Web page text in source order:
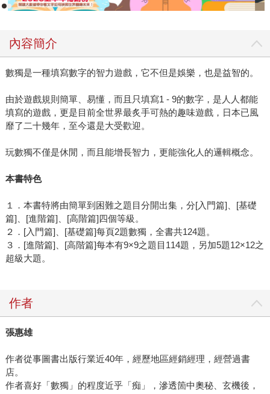
內容簡介
數獨是一種填寫數字的智力遊戲，它不但是娛樂，也是益智的。
由於遊戲規則簡單、易懂，而且只填寫1 - 9的數字，是人人都能
填寫的遊戲，更是目前全世界最炙手可熱的趣味遊戲，日本已風
靡了二十幾年，至今還是大受歡迎。
玩數獨不僅是休閒，而且能增長智力，更能強化人的邏輯概念。
本書特色
１．本書特將由簡單到困難之題目分開出集，分[入門篇]、[基礎
篇]、[進階篇]、[高階篇]四個等級。
２．[入門篇]、[基礎篇]每頁2題數獨，全書共124題。
３．[進階篇]、[高階篇]每本有9×9之題目114題，另加5題12×12之
超級大題。
作者
張惠雄
作者從事圖書出版行業近40年，經歷地區經銷經理，經營過書
店。
作者喜好「數獨」的程度近乎「痴」，滲透箇中奧秘、玄機後，